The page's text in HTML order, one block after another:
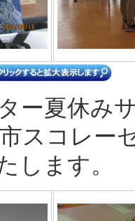
ー夏休み
スコレー
します。